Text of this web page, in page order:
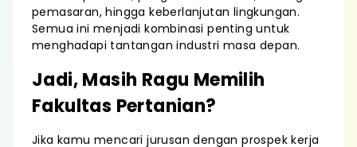
pemasaran, hingga keberlanjutan lingkungan.
Semua ini menjadi kombinasi penting untuk
menghadapi tantangan industri masa depan.
Jadi, Masih Ragu Memilih
Fakultas Pertanian?
Jika kamu mencari jurusan dengan prospek kerja